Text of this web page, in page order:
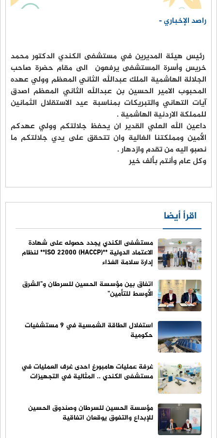
راصد الإخباري -
رئيس هيئة المديرين في مستشفى الكندي الدكتور محمد
خريس وأسرة المستشفى يرفعون الى مقام حضرة صاحب
الجلالة الهاشمية الملك عبدالله الثاني المعظم وولي عهده
المحبوب الامير الحسين بن عبدالله الثاني المعظم اصدق
آيات التهاني والتبريكات بمناسبة عيد الاستقلال الثمانين
للمملكة الاردنية الهاشمية .
داعين الله العلي القدير ان يحفظ جلالتكم وولي عهدكم
الأمين ومملكتنا الغالية وان تتحقق على يدي جلالتكم ما
نصبو اليه من تقدم وازدهار .
وكل عام وأنتم بألف خير
اقرأ أيضا
مستشفى الكندي يجدد حصوله على شهادة
الاعتماد الدولية **ISO 22000 (HACCP)** لنظام
إدارة سلامة الغذاء
اتفاق بين مؤسسة الحسين للسرطان و"الشرق
الأوسط للتأمين"
استغلال الطاقة الشمسية في 9 مستشفيات
حكومية
غرفة عمليات هامبورغ احدى غرف العمليات في
مستشفى الكندي .. المثالية في التجهيزات
مؤسسة الحسين للسرطان وصندوق الحسين
للإبداع والتفوق يوقعان اتفاقية